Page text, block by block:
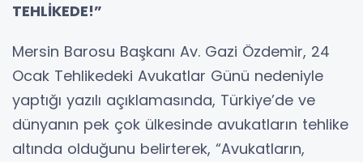
Mersin Barosu Başkanı Av. Gazi Özdemir, 24
Ocak Tehlikedeki Avukatlar Günü nedeniyle
yaptığı yazılı açıklamasında, Türkiye’de ve
dünyanın pek çok ülkesinde avukatların tehlike
altında olduğunu belirterek, “Avukatların,